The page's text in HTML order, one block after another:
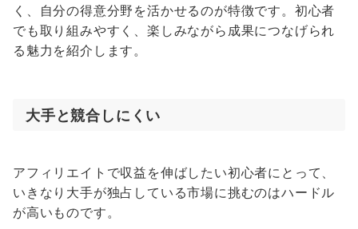
く、自分の得意分野を活かせるのが特徴です。初心者
でも取り組みやすく、楽しみながら成果につなげられ
る魅力を紹介します。
大手と競合しにくい
アフィリエイトで収益を伸ばしたい初心者にとって、
いきなり大手が独占している市場に挑むのはハードル
が高いものです。